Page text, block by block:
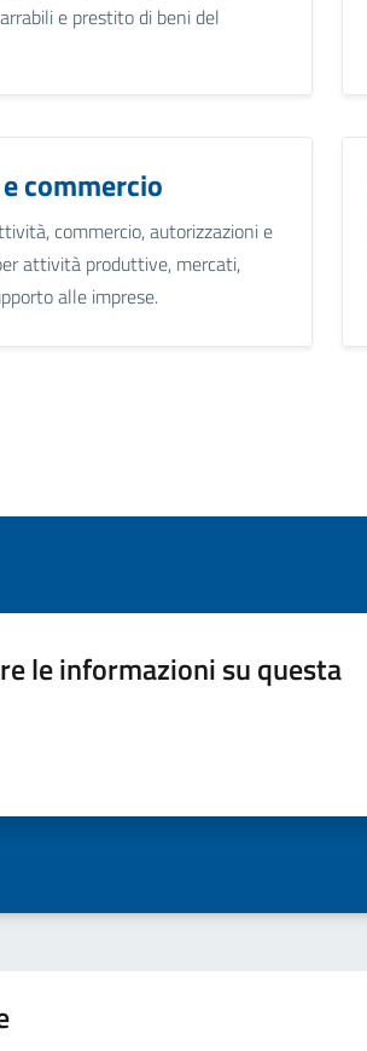
e prestito di beni del
commercio
commercio, autorizzazioni e
attività produttive, mercati,
alle imprese.
le informazioni su questa